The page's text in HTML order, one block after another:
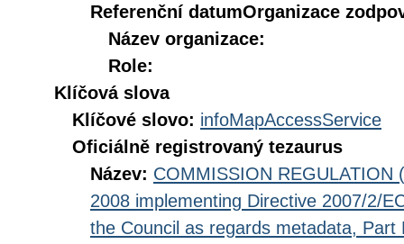
Referenční datumOrganizace
Název organizace:
Role:
Klíčová slova
Klíčové slovo: infoMapAccessService
Oficiálně registrovaný tezaurus
Název: COMMISSION REGULATION
2008 implementing Directive 2007/2/
the Council as regards metadata,